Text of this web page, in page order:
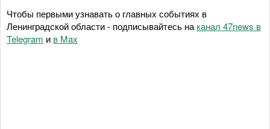
Чтобы первыми узнавать о главных событиях в
Ленинградской области - подписывайтесь наканал 47news в
Telegram и в Maх